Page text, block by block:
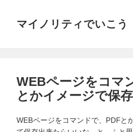
マイノリティでいこう
WEBページをコマ
とかイメージで保存
WEBページをコマンドで、PDFと